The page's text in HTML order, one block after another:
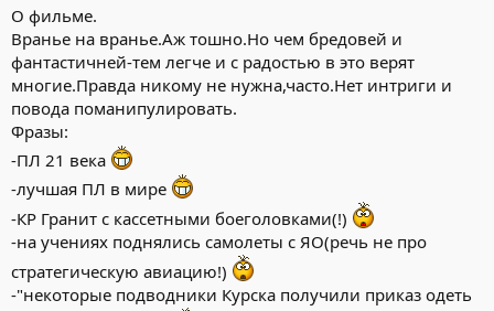
О фильме.
Вранье на вранье.Аж тошно.Но чем бредовей и
фантастичней-тем легче и с радостью в это верят
многие.Правда никому не нужна,часто.Нет интриги и
повода поманипулировать.
Фразы:
-ПЛ 21 века
-лучшая ПЛ в мире
-КР Гранит с кассетными боеголовками(!)
-на учениях поднялись самолеты с ЯО(речь не про
стратегическую авиацию!)
-"некоторые подводники Курска получили приказ одеть